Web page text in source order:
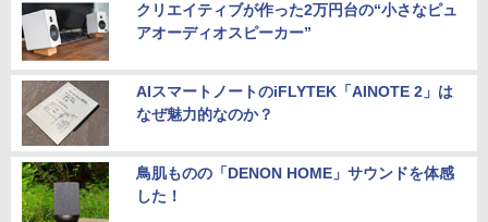
クリエイティブが作った2万円台の“小さなピュ
アオーディオスピーカー”
AIスマートノートのiFLYTEK「AINOTE 2」は
なぜ魅力的なのか？
鳥肌ものの「DENON HOME」サウンドを体感
した！